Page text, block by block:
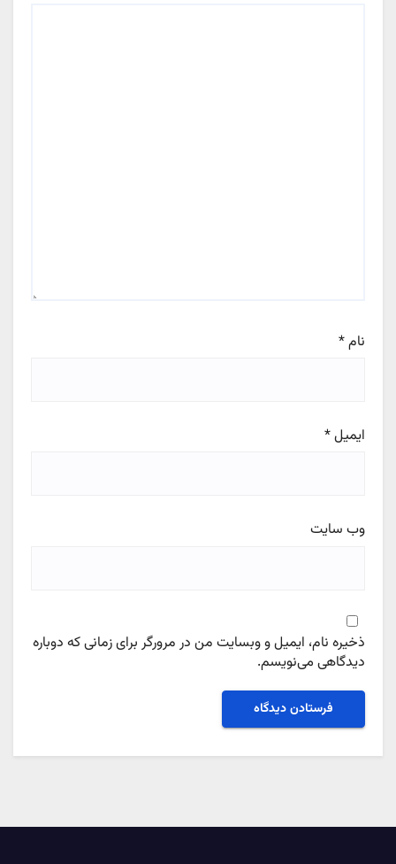
نام*
ایمیل*
وب‌ سایت
ذخیره نام، ایمیل و وبسایت من در مرورگر برای زمانی که دوباره
دیدگاهی می‌نویسم.